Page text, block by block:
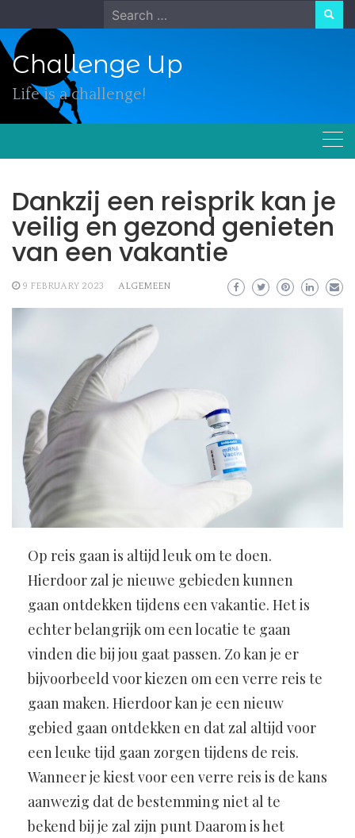
to
content
Search
for:
Challenge Up
Life is a challenge!
Dankzij een reisprik kan je
veilig en gezond genieten
van een vakantie
9 FEBRUARY 2023 ALGEMEEN
Op reis gaan is altijd leuk om te doen.
Hierdoor zal je nieuwe gebieden kunnen
gaan ontdekken tijdens een vakantie. Het is
echter belangrijk om een locatie te gaan
vinden die bij jou gaat passen. Zo kan je er
bijvoorbeeld voor kiezen om een verre reis te
gaan maken. Hierdoor kan je een nieuw
gebied gaan ontdekken en dat zal altijd voor
een leuke tijd gaan zorgen tijdens de reis.
Wanneer je kiest voor een verre reis is de kans
aanwezig dat de bestemming niet al te
bekend bij je zal zijn punt Daarom is het